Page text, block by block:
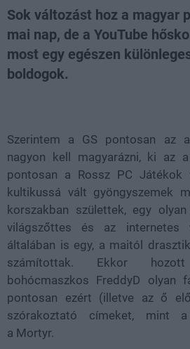
Sok változást hoz a magyar
mai nap, de a YouTube
most egy egészen
boldogok.
Szerintem a GS pontosan az
nagyon kell magyarázni, ki az
pontosan a Rossz PC Játékok
kultikussá vált gyöngyszemek
korszakban születtek, egy
világszőttes és az internetes
általában is egy, a maitól
számítottak. Ekkor
bohócmaszkos FreddyD olyan
pontosan ezért (illetve az ő
szórakoztató címeket, mint
a Mortyr.